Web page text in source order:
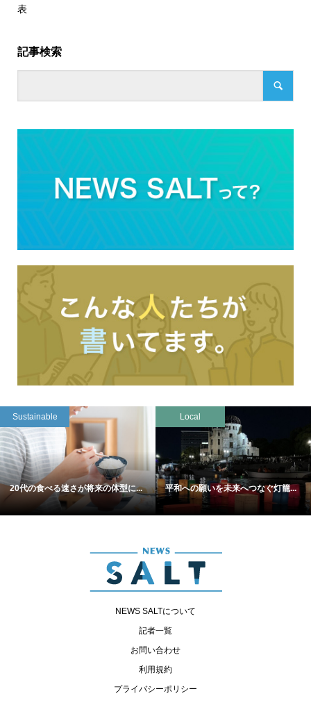
表
記事検索
Sustainable
20代の食べる速さが将来の体型に...
Local
平和への願いを未来へつなぐ灯籠...
NEWS SALTについて
記者一覧
お問い合わせ
利用規約
プライバシーポリシー